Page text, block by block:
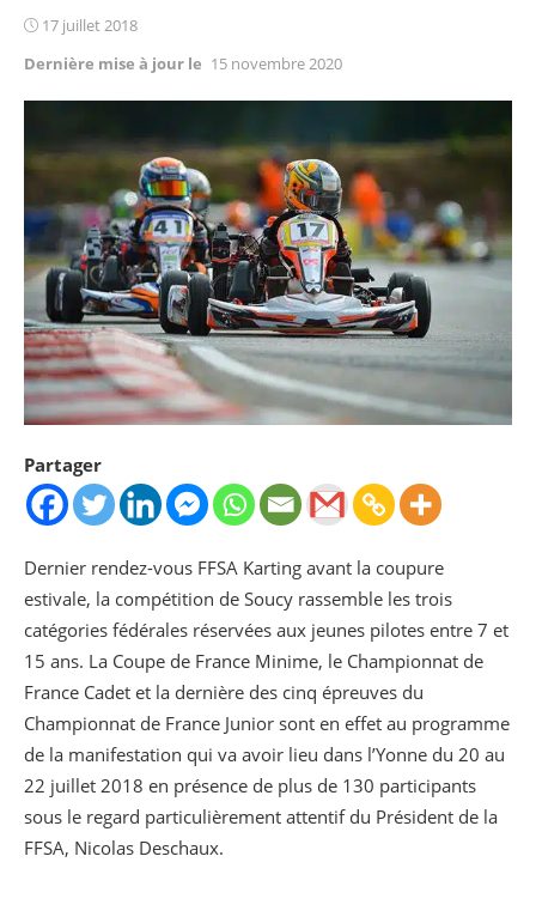
Posted
17 juillet 2018
Dernière mise à jour le 15 novembre 2020
Partager
Dernier rendez-vous FFSA Karting avant la coupure
estivale, la compétition de Soucy rassemble les trois
catégories fédérales réservées aux jeunes pilotes entre 7 et
15 ans. La Coupe de France Minime, le Championnat de
France Cadet et la dernière des cinq épreuves du
Championnat de France Junior sont en effet au programme
de la manifestation qui va avoir lieu dans l’Yonne du 20 au
22 juillet 2018 en présence de plus de 130 participants
sous le regard particulièrement attentif du Président de la
FFSA, Nicolas Deschaux.